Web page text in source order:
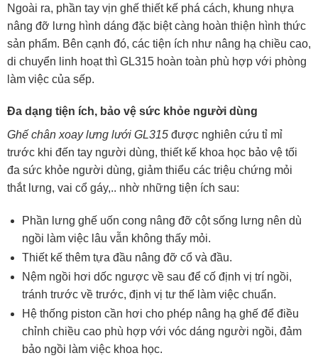
Ngoài ra, phần tay vịn ghế thiết kế phá cách, khung nhựa
nâng đỡ lưng hình dáng đặc biệt càng hoàn thiện hình thức
sản phẩm. Bên cạnh đó, các tiện ích như nâng hạ chiều cao,
di chuyển linh hoạt thì GL315 hoàn toàn phù hợp với phòng
làm việc của sếp.
Đa dạng tiện ích, bảo vệ sức khỏe người dùng
Ghế chân xoay lưng lưới GL315 được nghiên cứu tỉ mỉ
trước khi đến tay người dùng, thiết kế khoa học bảo vệ tối
đa sức khỏe người dùng, giảm thiểu các triệu chứng mỏi
thắt lưng, vai cổ gáy,.. nhờ những tiện ích sau:
Phần lưng ghế uốn cong nâng đỡ cột sống lưng nên dù
ngồi làm việc lâu vẫn không thấy mỏi.
Thiết kế thêm tựa đầu nâng đỡ cổ và đầu.
Nệm ngồi hơi dốc ngược về sau để cố định vị trí ngồi,
tránh trước về trước, định vị tư thế làm việc chuẩn.
Hệ thống piston cần hơi cho phép nâng hạ ghế để điều
chỉnh chiều cao phù hợp với vóc dáng người ngồi, đảm
bảo ngồi làm việc khoa học.